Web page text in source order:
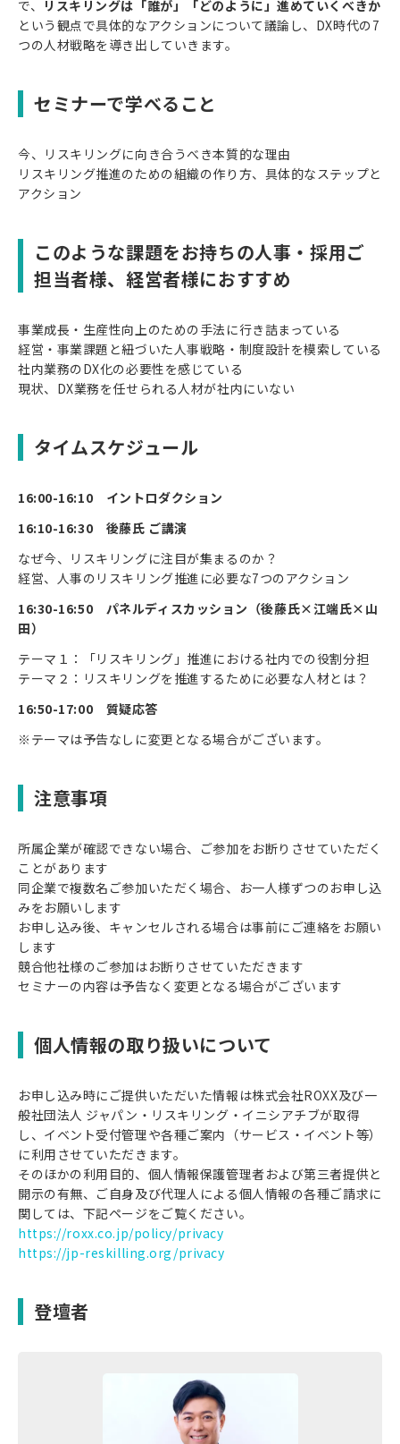
で、
リスキリングは「誰が」「どのように」進めていくべきか
という観点で具体的なアクションについて議論し、DX時代の7
つの人材戦略を導き出していきます。
セミナーで学べること
今、リスキリングに向き合うべき本質的な理由
リスキリング推進のための組織の作り方、具体的なステップと
アクション
このような課題をお持ちの人事・採用ご
担当者様、経営者様におすすめ
事業成長・生産性向上のための手法に行き詰まっている
経営・事業課題と紐づいた人事戦略・制度設計を模索している
社内業務のDX化の必要性を感じている
現状、DX業務を任せられる人材が社内にいない
タイムスケジュール
16:00-16:10 イントロダクション
16:10-16:30 後藤氏 ご講演
なぜ今、リスキリングに注目が集まるのか？
経営、人事のリスキリング推進に必要な7つのアクション
16:30-16:50 パネルディスカッション（後藤氏×江端氏×山
田）
テーマ１：「リスキリング」推進における社内での役割分担
テーマ２：リスキリングを推進するために必要な人材とは？
16:50-17:00 質疑応答
※テーマは予告なしに変更となる場合がございます。
注意事項
所属企業が確認できない場合、ご参加をお断りさせていただく
ことがあります
同企業で複数名ご参加いただく場合、お一人様ずつのお申し込
みをお願いします
お申し込み後、キャンセルされる場合は事前にご連絡をお願い
します
競合他社様のご参加はお断りさせていただきます
セミナーの内容は予告なく変更となる場合がございます
個人情報の取り扱いについて
お申し込み時にご提供いただいた情報は株式会社ROXX及び一
般社団法人 ジャパン・リスキリング・イニシアチブが取得
し、イベント受付管理や各種ご案内（サービス・イベント等）
に利用させていただきます。
そのほかの利用目的、個人情報保護管理者および第三者提供と
開示の有無、ご自身及び代理人による個人情報の各種ご請求に
関しては、下記ページをご覧ください。
https://roxx.co.jp/policy/privacy
https://jp-reskilling.org/privacy
登壇者